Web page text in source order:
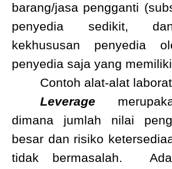
barang/jasa pengganti
penyedia sedikit,
kekhususan penyedia
penyedia saja yang
Contoh alat-alat
Leverage
dimana jumlah nilai
besar dan risiko
tidak bermasalah.